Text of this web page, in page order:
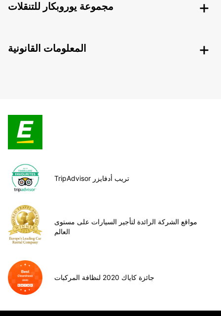
مجموعة يوروبكار للتنقلات
المعلومات القانونية
TripAdvisor تريب أدفايزر
مواقع الشركة الرائدة لتأجير السيارات على مستوى
العالم
جائزة كاياك 2020 لنظافة المركبات